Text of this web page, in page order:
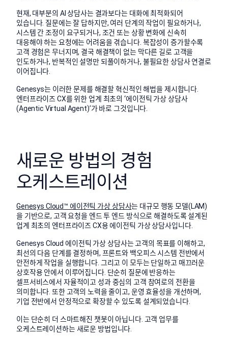
현재, 대부분의 AI 상담사는 결과보다는 대화에 최적화되어
있습니다. 질문에는 잘 답하지만, 여러 단계의 작업이 필요하거나,
시스템 간 조정이 요구되거나, 조건 또는 상황 변화에 신속히
대응해야 하는 요청에는 어려움을 겪습니다. 복잡성이 증가할수록
고객 경험은 무너지며, 결국 해결책이 없는 막다른 길로 고객을
인도하거나, 반복적인 설명만 되풀이하거나, 불필요한 상담사 연결로
이어집니다.
Genesys는 이러한 문제를 해결할 혁신적인 해법을 제시합니다.
엔터프라이즈 CX를 위한 업계 최초의 ‘에이전틱 가상 상담사
(Agentic Virtual Agent)’가 바로 그것입니다.
새로운 방법의 경험
오케스트레이션
Genesys Cloud™ 에이전틱 가상 상담사는 대규모 행동 모델(LAM)
을 기반으로, 고객 요청을 엔드 투 엔드 방식으로 해결하도록 설계된
업계 최초의 엔터프라이즈 CX용 에이전틱 가상 상담사입니다.
Genesys Cloud 에이전틱 가상 상담사는 고객의 목표를 이해하고,
최선의 다음 단계를 결정하며, 프론트와 백오피스 시스템 전반에서
안전하게 작업을 실행합니다. 그리고 이 모두는 단일하고 매끄러운
상호작용 안에서 이루어집니다. 단순히 질문에 반응하는
셀프서비스에서 자율적이고 성과 중심의 고객 참여로의 전환을
의미합니다. 또한 고객의 노력을 줄이고, 운영 효율성을 개선하며,
기업 전반에서 안정적으로 확장할 수 있도록 설계되었습니다.
이는 단순히 더 스마트해진 챗봇이 아닙니다. 고객 업무를
오케스트레이션하는 새로운 방법입니다.